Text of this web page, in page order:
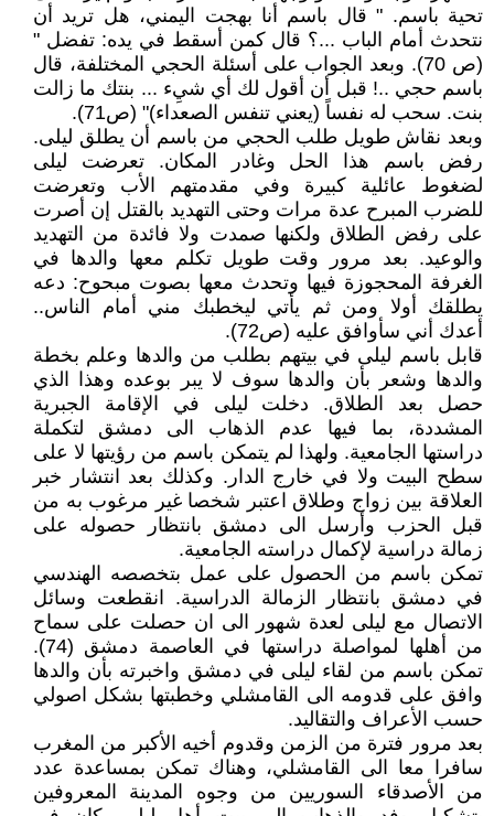
تحية باسم. " قال باسم أنا بهجت اليمني، هل تريد أن
نتحدث أمام الباب ...؟ قال كمن أسقط في يده: تفضل "
(ص 70). وبعد الجواب على أسئلة الحجي المختلفة، قال
باسم حجي ..! قبل أن أقول لك أي شيِء ... بنتك ما زالت
بنت. سحب له نفساً (يعني تنفس الصعداء)" (ص71).
وبعد نقاش طويل طلب الحجي من باسم أن يطلق ليلى.
رفض باسم هذا الحل وغادر المكان. تعرضت ليلى
لضغوط عائلية كبيرة وفي مقدمتهم الأب وتعرضت
للضرب المبرح عدة مرات وحتى التهديد بالقتل إن أصرت
على رفض الطلاق ولكنها صمدت ولا فائدة من التهديد
والوعيد. بعد مرور وقت طويل تكلم معها والدها في
الغرفة المحجوزة فيها وتحدث معها بصوت مبحوح: دعه
يطلقك أولا ومن ثم يأتي ليخطبك مني أمام الناس..
أعدك أني سأوافق عليه (ص72).
قابل باسم ليلى في بيتهم بطلب من والدها وعلم بخطة
والدها وشعر بأن والدها سوف لا يبر بوعده وهذا الذي
حصل بعد الطلاق. دخلت ليلى في الإقامة الجبرية
المشددة، بما فيها عدم الذهاب الى دمشق لتكملة
دراستها الجامعية. ولهذا لم يتمكن باسم من رؤيتها لا على
سطح البيت ولا في خارج الدار. وكذلك بعد انتشار خبر
العلاقة بين زواج وطلاق اعتبر شخصا غير مرغوب به من
قبل الحزب وأرسل الى دمشق بانتظار حصوله على
زمالة دراسية لإكمال دراسته الجامعية.
تمكن باسم من الحصول على عمل بتخصصه الهندسي
في دمشق بانتظار الزمالة الدراسية. انقطعت وسائل
الاتصال مع ليلى لعدة شهور الى ان حصلت على سماح
من أهلها لمواصلة دراستها في العاصمة دمشق (74).
تمكن باسم من لقاء ليلى في دمشق واخبرته بأن والدها
وافق على قدومه الى القامشلي وخطبتها بشكل اصولي
حسب الأعراف والتقاليد.
بعد مرور فترة من الزمن وقدوم أخيه الأكبر من المغرب
سافرا معا الى القامشلي، وهناك تمكن بمساعدة عدد
من الأصدقاء السوريين من وجوه المدينة المعروفين